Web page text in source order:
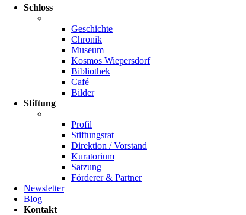
Schloss
Geschichte
Chronik
Museum
Kosmos Wiepersdorf
Bibliothek
Café
Bilder
Stiftung
Profil
Stiftungsrat
Direktion / Vorstand
Kuratorium
Satzung
Förderer & Partner
Newsletter
Blog
Kontakt